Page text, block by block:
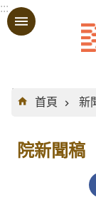
跳到主要內容區塊
:::
:::
首頁
新
院新聞稿